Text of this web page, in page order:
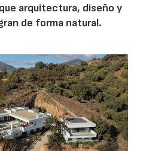
arquitectura, diseño y
de forma natural.